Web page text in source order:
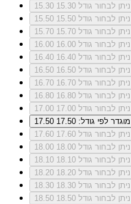
15.30
לבחור גודל 15.30
15.50
לבחור גודל 15.50
15.70
לבחור גודל 15.70
16.00
לבחור גודל 16.00
16.40
לבחור גודל 16.40
16.50
לבחור גודל 16.50
16.70
לבחור גודל 16.70
16.80
לבחור גודל 16.80
17.00
לבחור גודל 17.00
17.50
מוגדר לפי גודל: 17.50
17.60
לבחור גודל 17.60
18.00
לבחור גודל 18.00
18.10
לבחור גודל 18.10
18.20
לבחור גודל 18.20
18.30
לבחור גודל 18.30
18.50
לבחור גודל 18.50